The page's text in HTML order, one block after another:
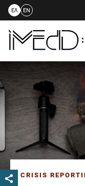
Skip
content
ΕΛ EN
CRISIS